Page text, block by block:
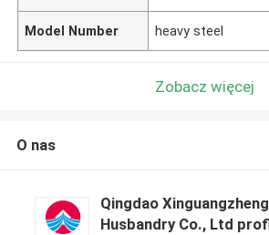
Model Number heavy steel
Zobacz więcej
O nas
Qingdao Xinguangzheng
Husbandry Co., Ltd profil